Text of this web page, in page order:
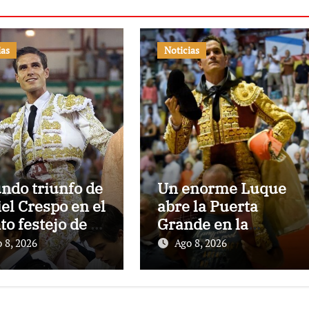
triunfo de
Crespo en el
festejo de la
de
de El
8, 2026
Noticias
Un enorme Luque
abre la Puerta
Grande en la
primera de
Pontevedra
Ago 8, 2026